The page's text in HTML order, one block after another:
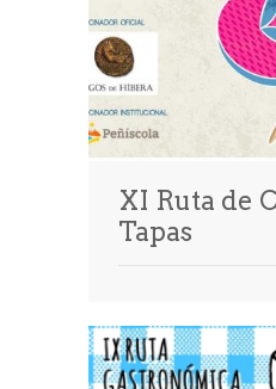
XI Ruta de
Tapas